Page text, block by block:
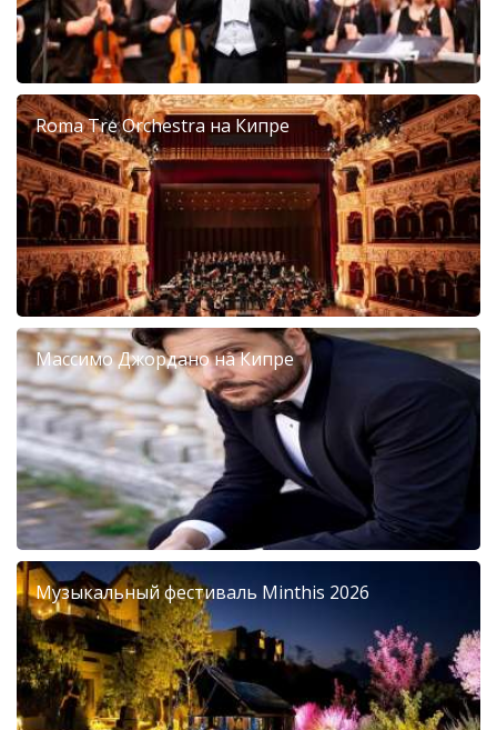
Roma Tre Orchestra на Кипре
Массимо Джордано на Кипре
Музыкальный фестиваль Minthis 2026